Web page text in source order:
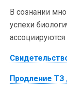
В сознании
успехи
Продление ТЗ